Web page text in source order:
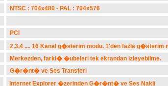
NTSC : 704x480 - PAL : 704x576
PCI
Internet Explorer �zerinden G�r�nt� ve Ses Nakli
G�r�nt� ve Ses Transferi
Merkezden, farkl� �ubeleri tek ekrandan izleyebilme.
2,3,4 .... 16 Kanal g�sterim modu. 1'den fazla g�sterim